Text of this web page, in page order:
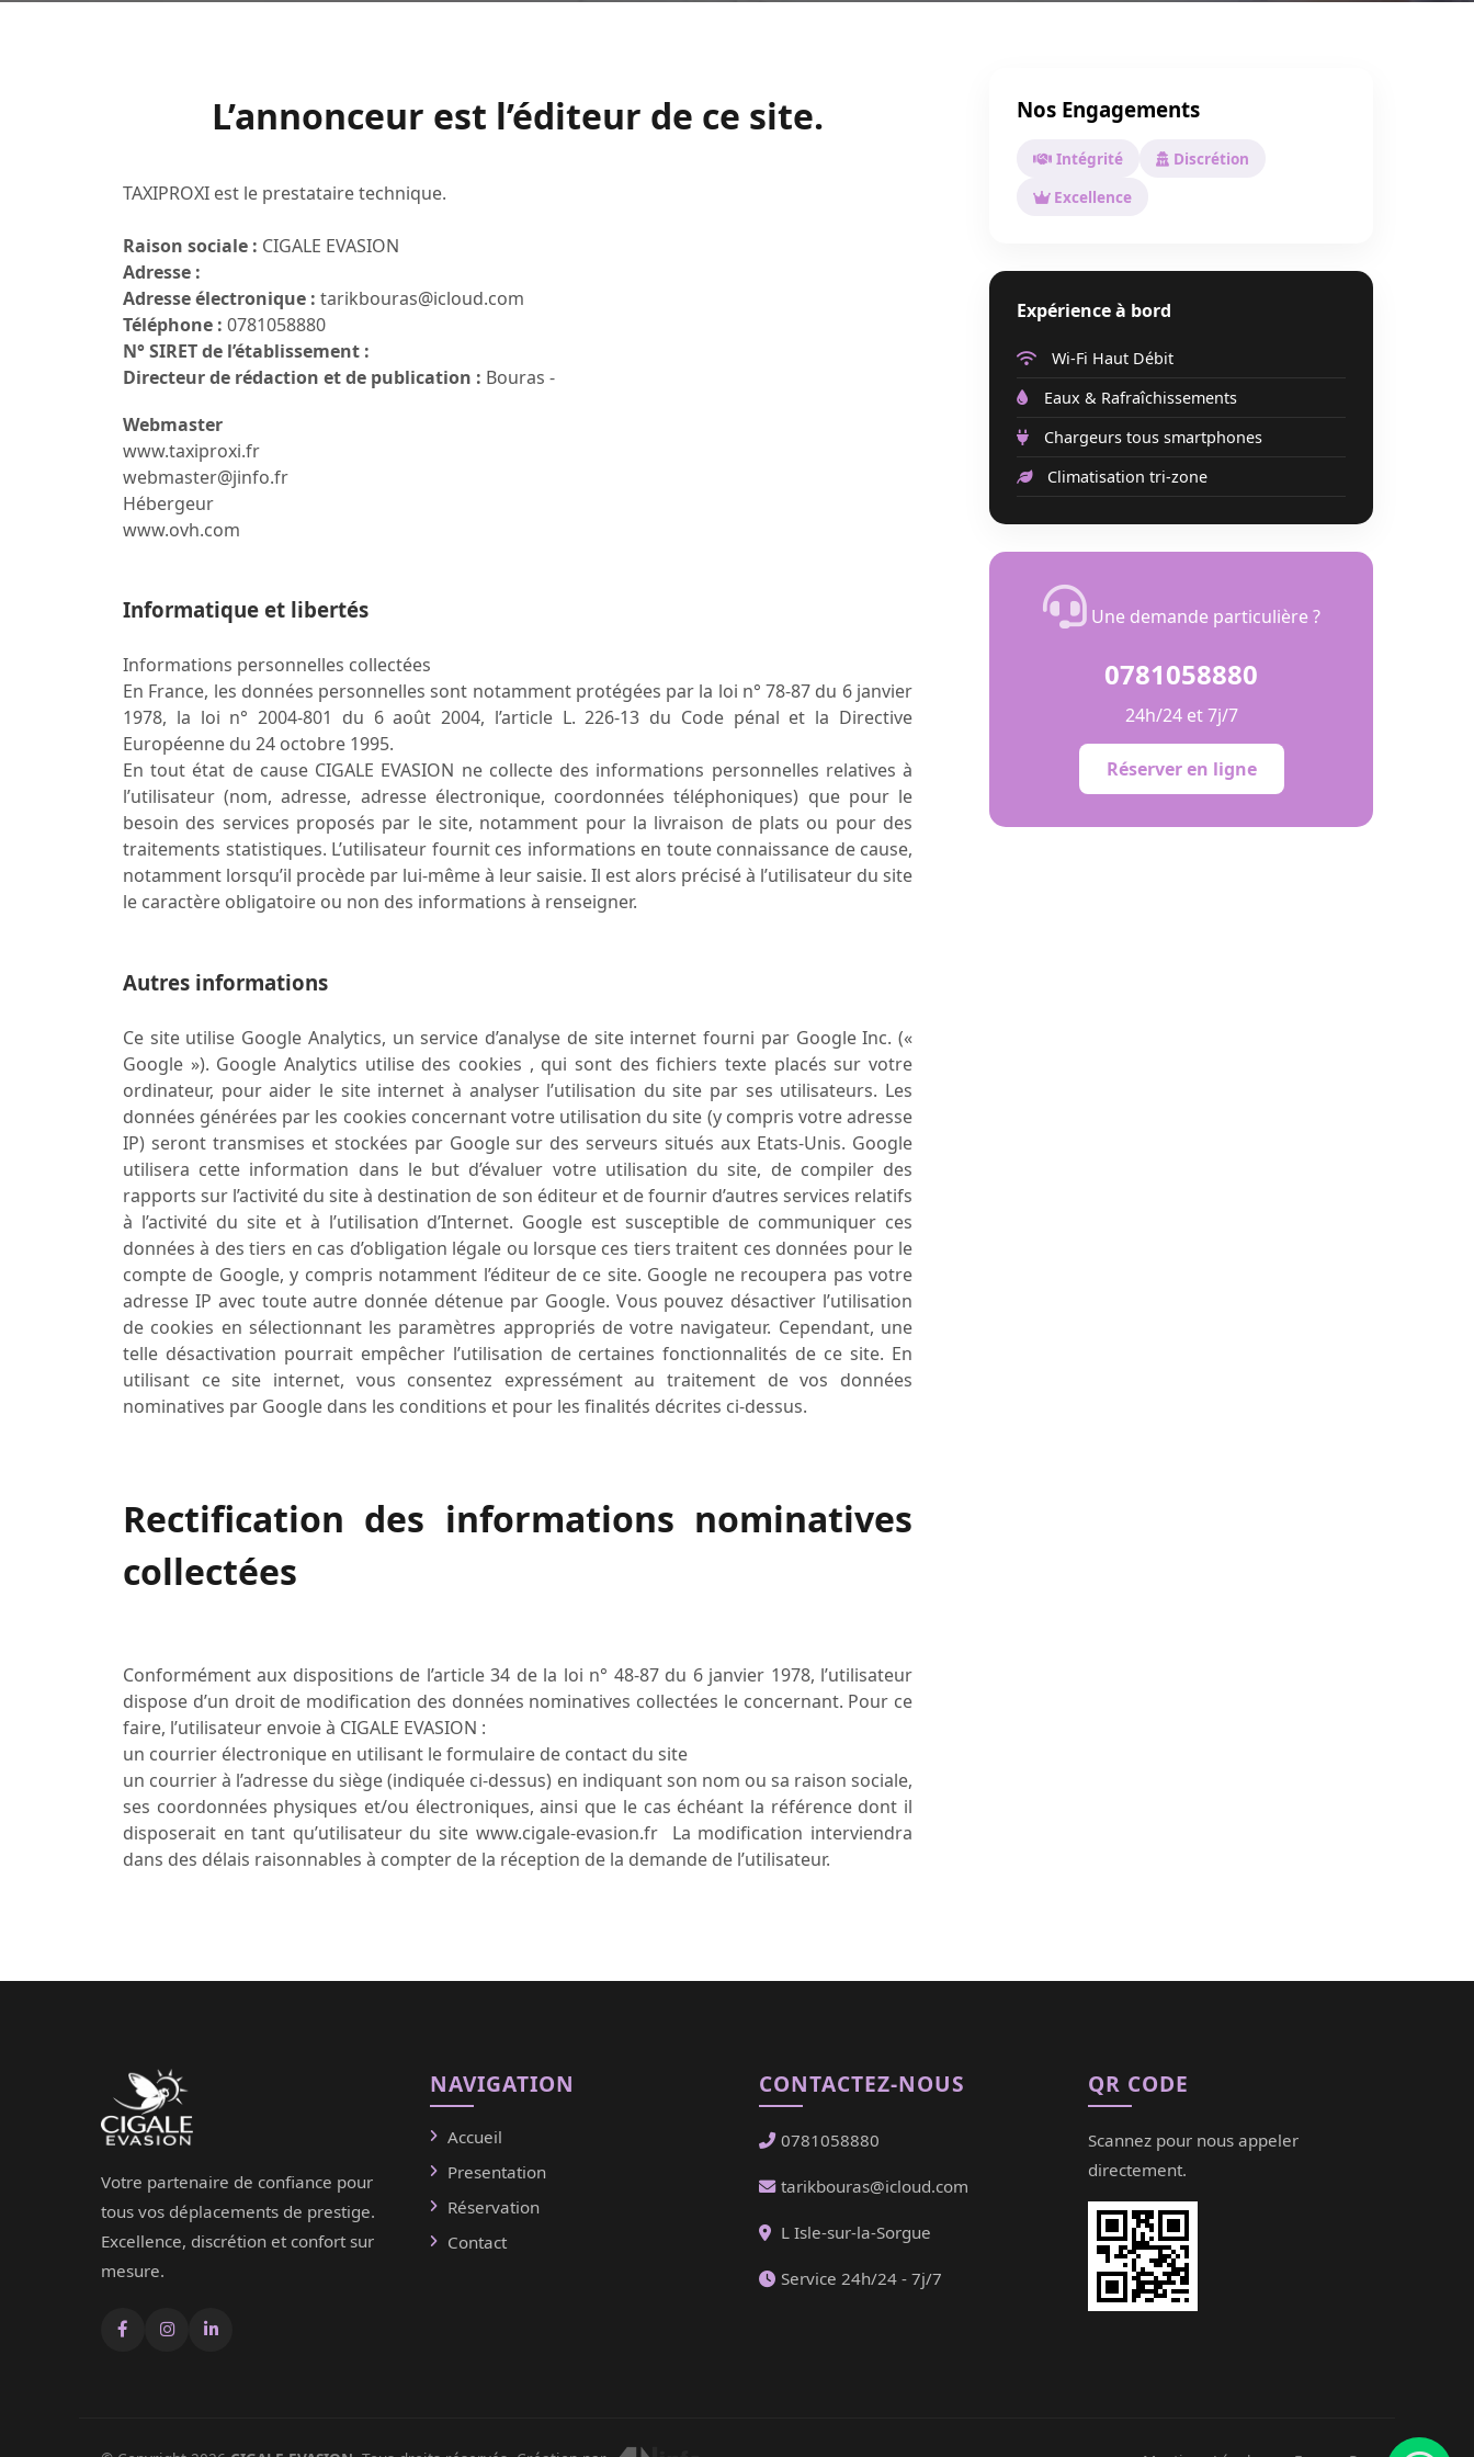
L’annonceur est l’éditeur de ce site.
TAXIPROXI est le prestataire technique.
Raison sociale : CIGALE EVASION
Adresse :
Adresse électronique : tarikbouras@icloud.com
Téléphone : 0781058880
N° SIRET de l’établissement :
Directeur de rédaction et de publication : Bouras -
Webmaster
www.taxiproxi.fr
webmaster@jinfo.fr
Hébergeur
www.ovh.com
Informatique et libertés
Informations personnelles collectées
En France, les données personnelles sont notamment protégées par la loi n° 78-87 du 6 janvier
1978, la loi n° 2004-801 du 6 août 2004, l’article L. 226-13 du Code pénal et la Directive
Européenne du 24 octobre 1995.
En tout état de cause CIGALE EVASION ne collecte des informations personnelles relatives à
l’utilisateur (nom, adresse, adresse électronique, coordonnées téléphoniques) que pour le
besoin des services proposés par le site, notamment pour la livraison de plats ou pour des
traitements statistiques. L’utilisateur fournit ces informations en toute connaissance de cause,
notamment lorsqu’il procède par lui-même à leur saisie. Il est alors précisé à l’utilisateur du site
le caractère obligatoire ou non des informations à renseigner.
Autres informations
Ce site utilise Google Analytics, un service d’analyse de site internet fourni par Google Inc. («
Google »). Google Analytics utilise des cookies , qui sont des fichiers texte placés sur votre
ordinateur, pour aider le site internet à analyser l’utilisation du site par ses utilisateurs. Les
données générées par les cookies concernant votre utilisation du site (y compris votre adresse
IP) seront transmises et stockées par Google sur des serveurs situés aux Etats-Unis. Google
utilisera cette information dans le but d’évaluer votre utilisation du site, de compiler des
rapports sur l’activité du site à destination de son éditeur et de fournir d’autres services relatifs
à l’activité du site et à l’utilisation d’Internet. Google est susceptible de communiquer ces
données à des tiers en cas d’obligation légale ou lorsque ces tiers traitent ces données pour le
compte de Google, y compris notamment l’éditeur de ce site. Google ne recoupera pas votre
adresse IP avec toute autre donnée détenue par Google. Vous pouvez désactiver l’utilisation
de cookies en sélectionnant les paramètres appropriés de votre navigateur. Cependant, une
telle désactivation pourrait empêcher l’utilisation de certaines fonctionnalités de ce site. En
utilisant ce site internet, vous consentez expressément au traitement de vos données
nominatives par Google dans les conditions et pour les finalités décrites ci-dessus.
Rectification des informations nominatives
collectées
Conformément aux dispositions de l’article 34 de la loi n° 48-87 du 6 janvier 1978, l’utilisateur
dispose d’un droit de modification des données nominatives collectées le concernant. Pour ce
faire, l’utilisateur envoie à CIGALE EVASION :
un courrier électronique en utilisant le formulaire de contact du site
un courrier à l’adresse du siège (indiquée ci-dessus) en indiquant son nom ou sa raison sociale,
ses coordonnées physiques et/ou électroniques, ainsi que le cas échéant la référence dont il
disposerait en tant qu’utilisateur du site www.cigale-evasion.fr La modification interviendra
dans des délais raisonnables à compter de la réception de la demande de l’utilisateur.
Nos Engagements
Intégrité
Discrétion
Excellence
Expérience à bord
Wi-Fi Haut Débit
Eaux & Rafraîchissements
Chargeurs tous smartphones
Climatisation tri-zone
Une demande particulière ?
0781058880
24h/24 et 7j/7
Réserver en ligne
Votre partenaire de confiance pour
tous vos déplacements de prestige.
Excellence, discrétion et confort sur
mesure.
NAVIGATION
Accueil
Presentation
Réservation
Contact
CONTACTEZ-NOUS
0781058880
tarikbouras@icloud.com
L Isle-sur-la-Sorgue
Service 24h/24 - 7j/7
QR CODE
Scannez pour nous appeler
directement.